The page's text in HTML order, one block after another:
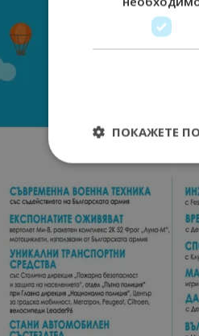
ПОКАЖЕТЕ
Строго
управление на